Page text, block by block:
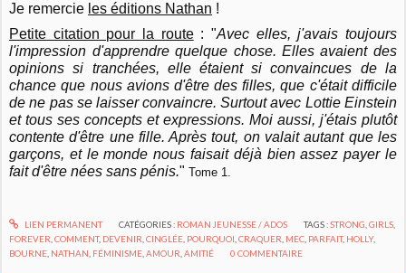
Je remercie les éditions Nathan !
Petite citation pour la route: "Avec elles, j'avais toujours
l'impression d'apprendre quelque chose. Elles avaient des
opinions si tranchées, elle étaient si convaincues de la
chance que nous avions d'être des filles, que c'était difficile
de ne pas se laisser convaincre. Surtout avec Lottie Einstein
et tous ses concepts et expressions. Moi aussi, j'étais plutôt
contente d'être une fille. Après tout, on valait autant que les
garçons, et le monde nous faisait déjà bien assez payer le
fait d'être nées sans pénis."Tome 1.
LIEN PERMANENT CATÉGORIES : ROMAN JEUNESSE / ADOS TAGS :STRONG ,GIRLS
FOREVER ,COMMENT, DEVENIR ,CINGLÉE POURQUOI ,CRAQUER MEC PARFAIT, HOLLY,
BOURNE NATHAN FÉMINISME ,AMOUR ,AMITIÉ 0 COMMENTAIRE